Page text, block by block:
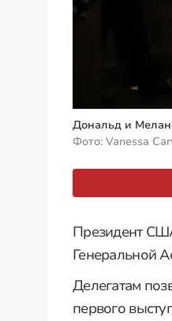
Дональд и
Фото: Vanessa
Президент
Генеральной
Делегатам
первого